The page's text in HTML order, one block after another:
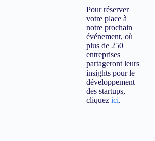
Pour réserver
votre place à
notre prochain
événement, où
plus de 250
entreprises
partageront leurs
insights pour le
développement
des startups,
cliquez ici.